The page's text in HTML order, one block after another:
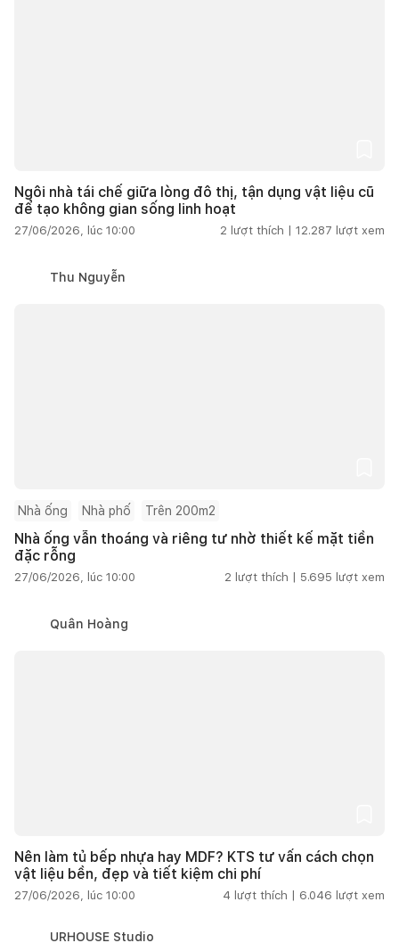
Ngôi nhà tái chế giữa lòng đô thị, tận dụng vật liệu cũ
để tạo không gian sống linh hoạt
27/06/2026, lúc 10:00 2 lượt thích | 12.287 lượt xem
Thu Nguyễn
Nhà ống Nhà phố Trên 200m2
Nhà ống vẫn thoáng và riêng tư nhờ thiết kế mặt tiền
đặc rỗng
27/06/2026, lúc 10:00 2 lượt thích | 5.695 lượt xem
Quân Hoàng
Nên làm tủ bếp nhựa hay MDF? KTS tư vấn cách chọn
vật liệu bền, đẹp và tiết kiệm chi phí
27/06/2026, lúc 10:00 4 lượt thích | 6.046 lượt xem
URHOUSE Studio